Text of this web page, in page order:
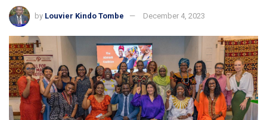
by Louvier Kindo Tombe December 4, 2023